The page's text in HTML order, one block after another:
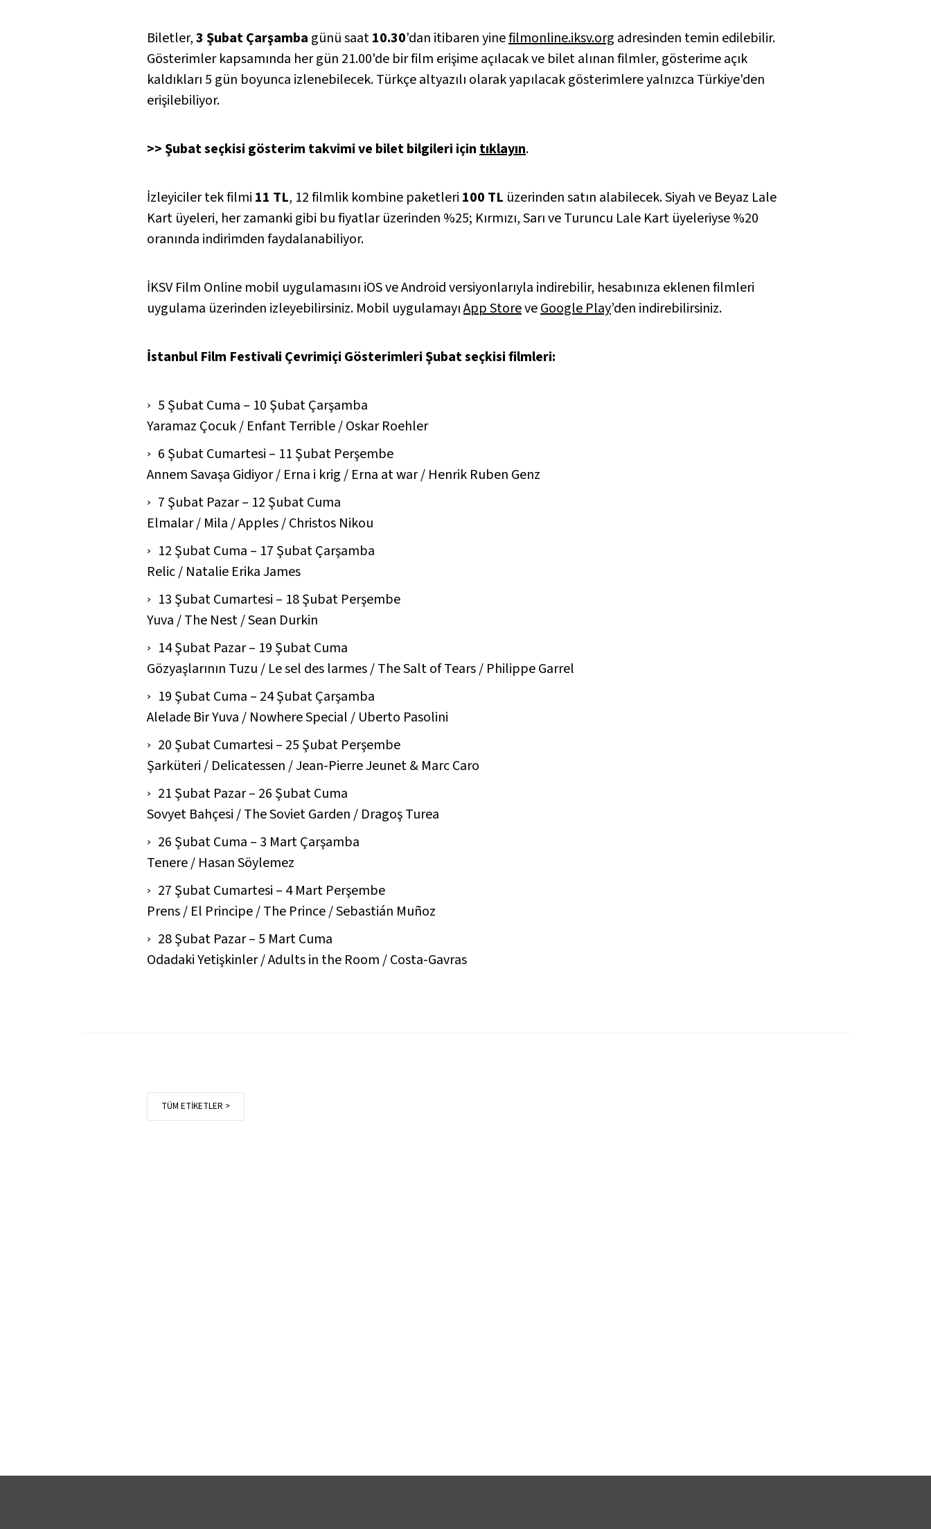
Biletler,3 Şubat Çarşamba günü saat10.30'dan itibaren yinefilmonline.iksv.org adresinden temin edilebilir.
Gösterimler kapsamında her gün 21.00'de bir film erişime açılacak ve bilet alınan filmler, gösterime açık
kaldıkları 5 gün boyunca izlenebilecek. Türkçe altyazılı olarak yapılacak gösterimlere yalnızca Türkiye'den
erişilebiliyor.
>> Şubat seçkisi gösterim takvimi ve bilet bilgileri içintıklayın.
İzleyiciler tek filmi 11 TL, 12 filmlik kombine paketleri 100 TL üzerinden satın alabilecek. Siyah ve Beyaz Lale
Kart üyeleri, her zamanki gibi bu fiyatlar üzerinden %25; Kırmızı, Sarı ve Turuncu Lale Kart üyeleriyse %20
oranında indirimden faydalanabiliyor.
İKSV Film Online mobil uygulamasını iOS ve Android versiyonlarıyla indirebilir, hesabınıza eklenen filmleri
uygulama üzerinden izleyebilirsiniz. Mobil uygulamayıApp StoreveGoogle Play’den indirebilirsiniz.
İstanbul Film Festivali Çevrimiçi Gösterimleri Şubat seçkisi filmleri:
5 Şubat Cuma – 10 Şubat Çarşamba
Yaramaz Çocuk / Enfant Terrible /Oskar Roehler
6 Şubat Cumartesi – 11 Şubat Perşembe
Annem Savaşa Gidiyor / Erna i krig / Erna at war / Henrik Ruben Genz
7 Şubat Pazar – 12 Şubat Cuma
Elmalar / Mila / Apples /Christos Nikou
12 Şubat Cuma – 17 Şubat Çarşamba
Relic / Natalie Erika James
13 Şubat Cumartesi – 18 Şubat Perşembe
Yuva / The Nest /Sean Durkin
14 Şubat Pazar – 19 Şubat Cuma
Gözyaşlarının Tuzu / Le sel des larmes / The Salt of Tears / Philippe Garrel
19 Şubat Cuma – 24 Şubat Çarşamba
Alelade Bir Yuva / Nowhere Special / Uberto Pasolini
20 Şubat Cumartesi – 25 Şubat Perşembe
Şarküteri / Delicatessen /Jean-Pierre Jeunet & Marc Caro
21 Şubat Pazar – 26 Şubat Cuma
Sovyet Bahçesi / The Soviet Garden / Dragoş Turea
26 Şubat Cuma – 3 Mart Çarşamba
Tenere / Hasan Söylemez
27 Şubat Cumartesi – 4 Mart Perşembe
Prens / El Principe / The Prince /Sebastián Muñoz
28 Şubat Pazar – 5 Mart Cuma
Odadaki Yetişkinler / Adults in the Room /Costa-Gavras
TÜM ETİKETLER >